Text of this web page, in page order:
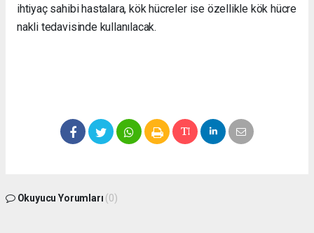
ihtiyaç sahibi hastalara, kök hücreler ise özellikle kök hücre
nakli tedavisinde kullanılacak.
Okuyucu Yorumları (0)